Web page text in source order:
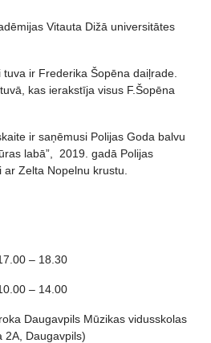
Vitauta Dižā universitātes
ir Frederika Šopēna daiļrade.
kas ierakstīja visus F.Šopēna
ir saņēmusi Polijas Goda balvu
labā”, 2019. gadā Polijas
ar Zelta Nopelnu krustu.
– 18.30
– 14.00
Daugavpils Mūzikas vidusskolas
2A, Daugavpils)